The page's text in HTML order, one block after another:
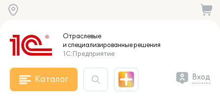
Отраслевые
и специализированныерешения
1С:Предприятие
Каталог Вход